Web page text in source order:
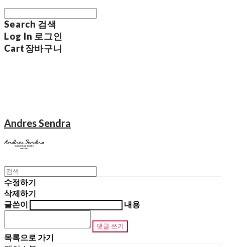
Search 검색
Log In 로그인
Cart장바구니
Andres Sendra
수정하기
삭제하기
글쓴이
내용
댓글 쓰기
목록으로 가기